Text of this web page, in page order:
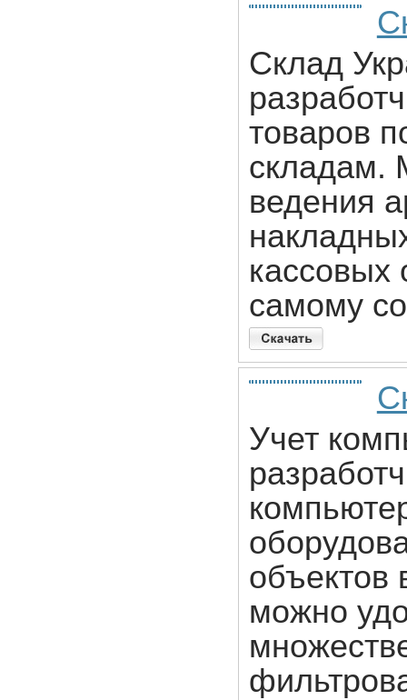
Склад
товаров
складам.
ведения
кассовых
самому
Учет
объектов
можно